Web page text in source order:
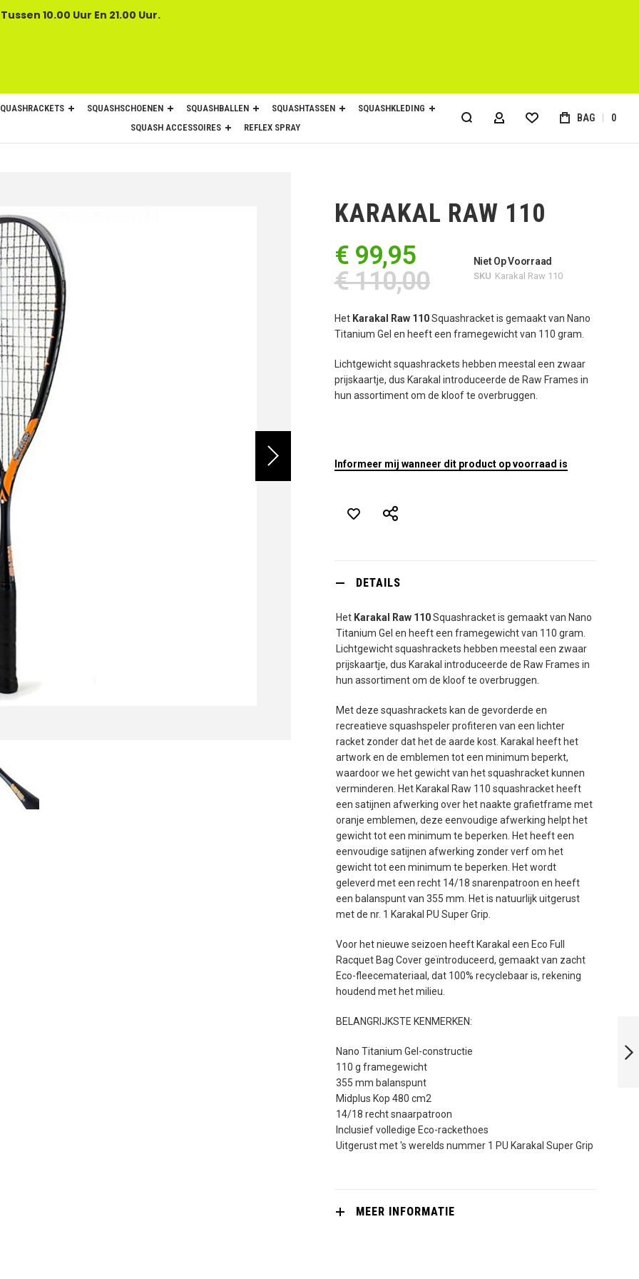
10.00 Uur En 21.00 Uur.
SQUASHSCHOENEN SQUASHBALLEN SQUASHTASSEN
SQUASHKLEDING
SQUASH ACCESSOIRES
REFLEX SPRAY ACCOUNT BAG 0
KARAKAL RAW 110
€ 99,95
€ 110,00
Niet Op Voorraad
SKU Karakal Raw 110
Het Karakal Raw 110Squashracket is gemaakt van Nano
Titanium Gel en heeft een framegewicht van 110 gram.
Lichtgewicht squashrackets hebben meestal een zwaar
prijskaartje, dus Karakal introduceerde de Raw Frames in
hun assortiment om de kloof te overbruggen.
Informeer mij wanneer dit product op voorraad is
DETAILS
Het Karakal Raw 110Squashracket is gemaakt van Nano
Titanium Gel en heeft een framegewicht van 110 gram.
Lichtgewicht squashrackets hebben meestal een zwaar
prijskaartje, dus Karakal introduceerde de Raw Frames in
hun assortiment om de kloof te overbruggen.
Met deze squashrackets kan de gevorderde en
recreatieve squashspeler profiteren van een lichter
racket zonder dat het de aarde kost. Karakal heeft het
artwork en de emblemen tot een minimum beperkt,
waardoor we het gewicht van het squashracket kunnen
verminderen. Het Karakal Raw 110 squashracket heeft
een satijnen afwerking over het naakte grafietframe met
oranje emblemen, deze eenvoudige afwerking helpt het
gewicht tot een minimum te beperken. Het heeft een
eenvoudige satijnen afwerking zonder verf om het
gewicht tot een minimum te beperken. Het wordt
geleverd met een recht 14/18 snarenpatroon en heeft
een balanspunt van 355 mm. Het is natuurlijk uitgerust
met de nr. 1 Karakal PU Super Grip.
Voor het nieuwe seizoen heeft Karakal een Eco Full
Racquet Bag Cover geïntroduceerd, gemaakt van zacht
Eco-fleecemateriaal, dat 100% recyclebaar is, rekening
houdend met het milieu.
BELANGRIJKSTE KENMERKEN:
Nano Titanium Gel-constructie
110 g framegewicht
355 mm balanspunt
Midplus Kop 480 cm2
14/18 recht snaarpatroon
Inclusief volledige Eco-rackethoes
Uitgerust met 's werelds nummer 1 PU Karakal Super Grip
MEER INFORMATIE